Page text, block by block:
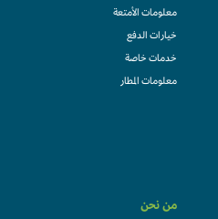
معلومات الأمتعة
خيارات الدفع
خدمات خاصة
معلومات المطار
من نحن